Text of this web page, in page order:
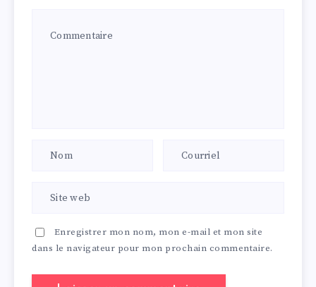
Enregistrer mon nom, mon e-mail et mon site
dans le navigateur pour mon prochain commentaire.